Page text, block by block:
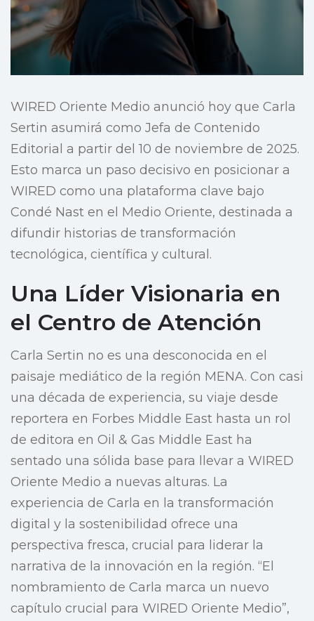
WIRED Oriente Medio anunció hoy que Carla
Sertin asumirá como Jefa de Contenido
Editorial a partir del 10 de noviembre de 2025.
Esto marca un paso decisivo en posicionar a
WIRED como una plataforma clave bajo
Condé Nast en el Medio Oriente, destinada a
difundir historias de transformación
tecnológica, científica y cultural.
Una Líder Visionaria en
el Centro de Atención
Carla Sertin no es una desconocida en el
paisaje mediático de la región MENA. Con casi
una década de experiencia, su viaje desde
reportera en Forbes Middle East hasta un rol
de editora en Oil & Gas Middle East ha
sentado una sólida base para llevar a WIRED
Oriente Medio a nuevas alturas. La
experiencia de Carla en la transformación
digital y la sostenibilidad ofrece una
perspectiva fresca, crucial para liderar la
narrativa de la innovación en la región. “El
nombramiento de Carla marca un nuevo
capítulo crucial para WIRED Oriente Medio”,